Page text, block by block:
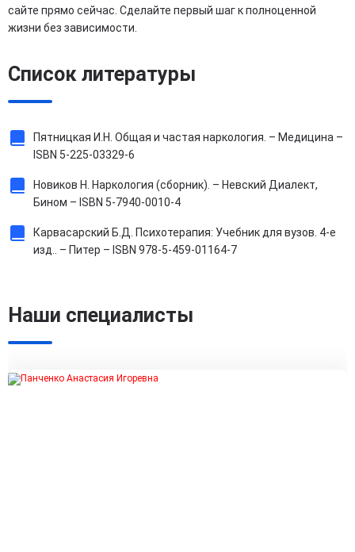
сайте прямо сейчас. Сделайте первый шаг к полноценной
жизни без зависимости.
Список литературы
Пятницкая И.Н. Общая и частая наркология. – Медицина –
ISBN 5-225-03329-6
Новиков Н. Наркология (сборник). – Невский Диалект,
Бином – ISBN 5-7940-0010-4
Карвасарский Б.Д. Психотерапия: Учебник для вузов. 4-е
изд.. – Питер – ISBN 978-5-459-01164-7
Наши специалисты